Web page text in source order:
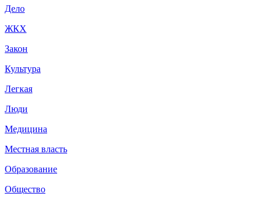
Дело
ЖКХ
Закон
Культура
Легкая
Люди
Медицина
Местная власть
Образование
Общество